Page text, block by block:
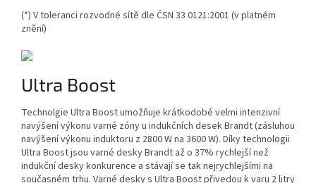
(*) V toleranci rozvodné sítě dle ČSN 33 0121:2001 (v platném
znění)
Ultra Boost
Technolgie Ultra Boost umožňuje krátkodobé velmi intenzivní
navýšení výkonu varné zóny u indukčních desek Brandt (zásluhou
navýšení výkonu induktoru z 2800 W na 3600 W). Díky technologii
Ultra Boost jsou varné desky Brandt až o 37% rychlejší než
indukční desky konkurence a stávají se tak nejrychlejšími na
současném trhu. Varné desky s Ultra Boost přivedou k varu 2 litry